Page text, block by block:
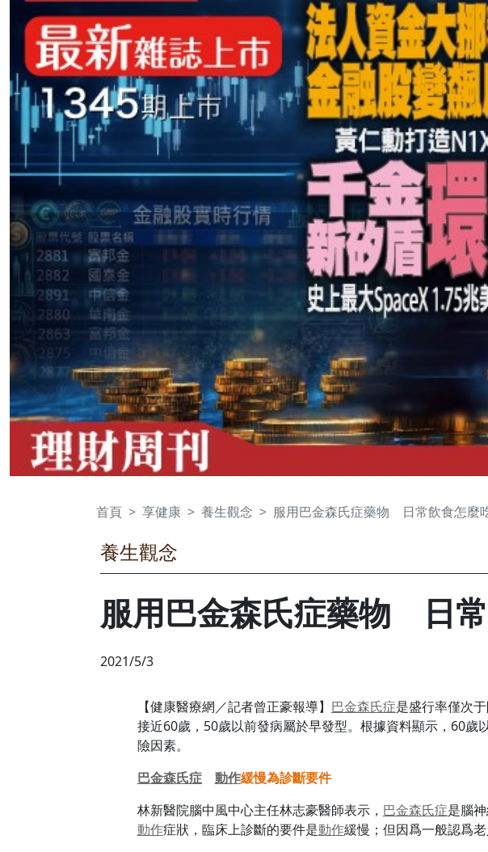
首頁 享健康 養生觀念 服用巴金森氏症藥物 日常飲食怎麼
養生觀念
服用巴金森氏症藥物 日
2021/5/3
【健康醫療網／記者曾正豪報導】 巴金森氏症是盛行率僅次
接近60歲，50歲以前發病屬於早發型。根據資料顯示，60
險因素。
巴金森氏症
動作緩慢為診斷要件
林新醫院腦中風中心主任林志豪醫師表示， 巴金森氏症是腦
動作症狀，臨床上診斷的要件是動作緩慢；但因爲一般認爲